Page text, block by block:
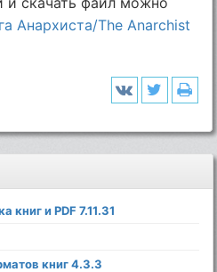
Анархиста/The Anarchist
книг и PDF 7.11.31
книг 4.3.3